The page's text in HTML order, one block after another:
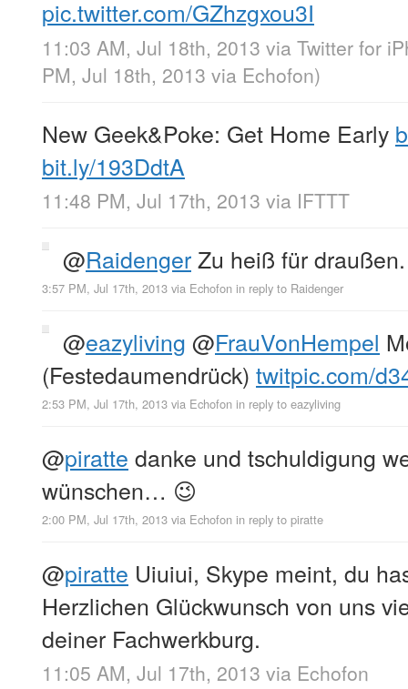
pic.twitter.com/GZhzgxou3I
11:03 AM, Jul 18th, 2013 via Twitter for
PM, Jul 18th, 2013 via Echofon)
New Geek&Poke: Get Home Early
bit.ly/193DdtA
11:48 PM, Jul 17th, 2013 via IFTTT
@RaidengerZu heiß für
3:57 PM, Jul 17th, 2013 via Echofon in reply to Raidenger
@eazyliving @FrauVonHempel
(Festedaumendrück) twitpic.com/
2:53 PM, Jul 17th, 2013 via Echofon in reply to eazyliving
@piratte danke und tschuldigung
wünschen… 😉
2:00 PM, Jul 17th, 2013 via Echofon in reply to piratte
@piratte Uiuiui, Skype meint, du
Herzlichen Glückwunsch von uns
deiner Fachwerkburg.
11:05 AM, Jul 17th, 2013 via Echofon